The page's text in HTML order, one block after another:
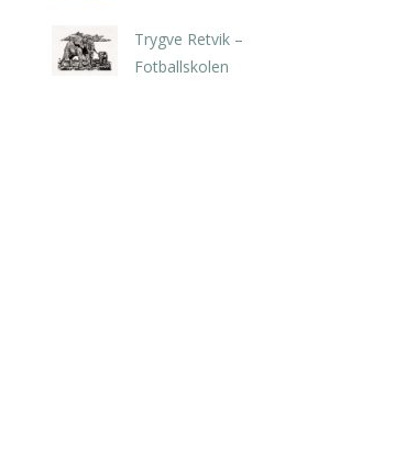
Trygve Retvik –
Fotballskolen